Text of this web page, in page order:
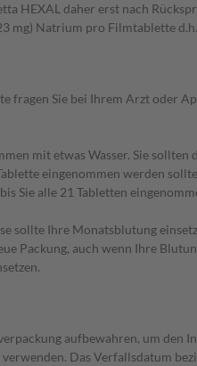
HEXAL daher erst nach
Natrium pro Filmtablette
fragen Sie bei Ihrem Arzt oder
mit etwas Wasser. Sie
eingenommen werden
Sie alle 21 Tabletten
sollte Ihre Monatsblutung
Packung, auch wenn Ihre
aufbewahren, um
Das Verfallsdatum